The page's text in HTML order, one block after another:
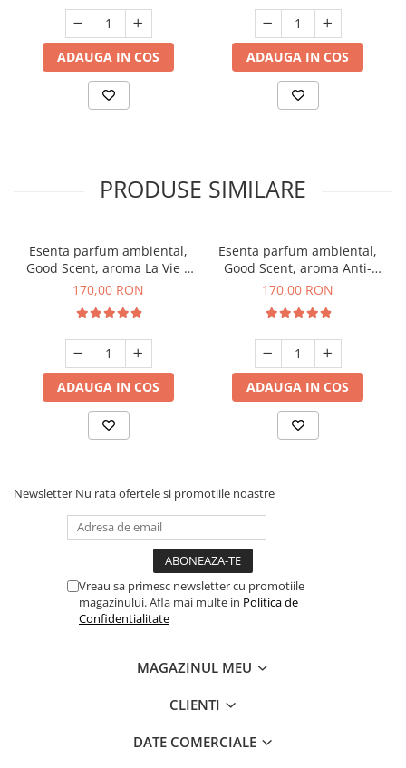
ADAUGA IN COS ADAUGA IN COS
PRODUSE SIMILARE
Esenta parfum ambiental,
Good Scent, aroma La Vie e
Belle, 200 g
170,00 RON
ADAUGA IN COS
Esenta parfum ambiental,
Good Scent, aroma Anti-
Tobacco, 200 g
170,00 RON
ADAUGA IN COS
Newsletter Nu rata ofertele si promotiile noastre
Vreau sa primesc newsletter cu promotiile
magazinului. Afla mai multe in Politica de
Confidentialitate
MAGAZINUL MEU
CLIENTI
DATE COMERCIALE